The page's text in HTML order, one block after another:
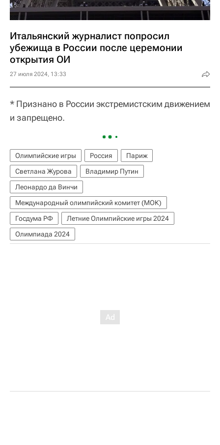
Итальянский журналист попросил
убежища в России после церемонии
открытия ОИ
27 июля 2024, 13:33
* Признано в России экстремистским движением
и запрещено.
Олимпийские игры Россия
Париж
Светлана Журова
Владимир Путин
Леонардо да Винчи
Международный олимпийский комитет (МОК)
Госдума РФ
Летние Олимпийские игры 2024
Олимпиада 2024